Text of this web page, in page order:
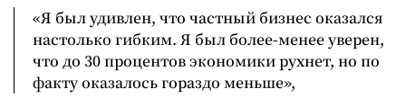
«Я был удивлен, что частный бизнес оказался
настолько гибким. Я был более-менее уверен,
что до 30 процентов экономики рухнет, но по
факту оказалось гораздо меньше»,